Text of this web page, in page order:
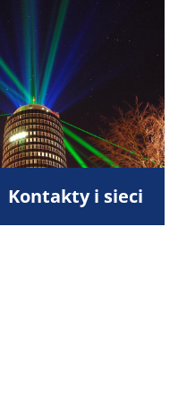
Kontakty i sieci